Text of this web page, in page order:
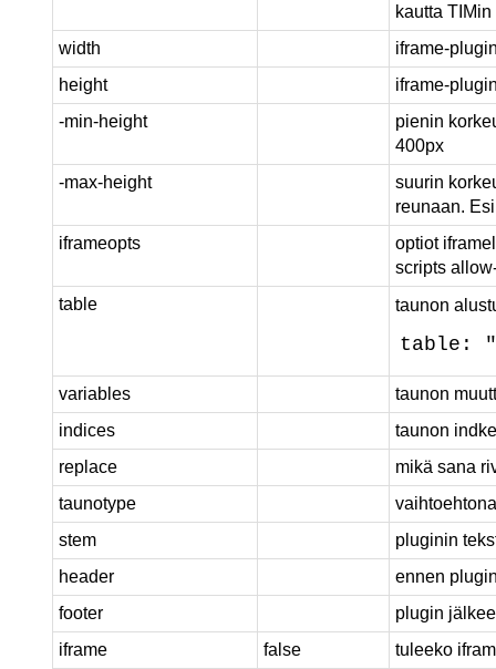
kautta
width
iframe-
height
iframe-
-min-height
pienin
400px
-max-height
suurin
reunaan.
iframeopts
optiot
scripts
table
taunon
table:
variables
taunon
indices
taunon
replace
mikä sana
taunotype
stem
pluginin
header
ennen
footer
plugin
iframe
false
tuleeko